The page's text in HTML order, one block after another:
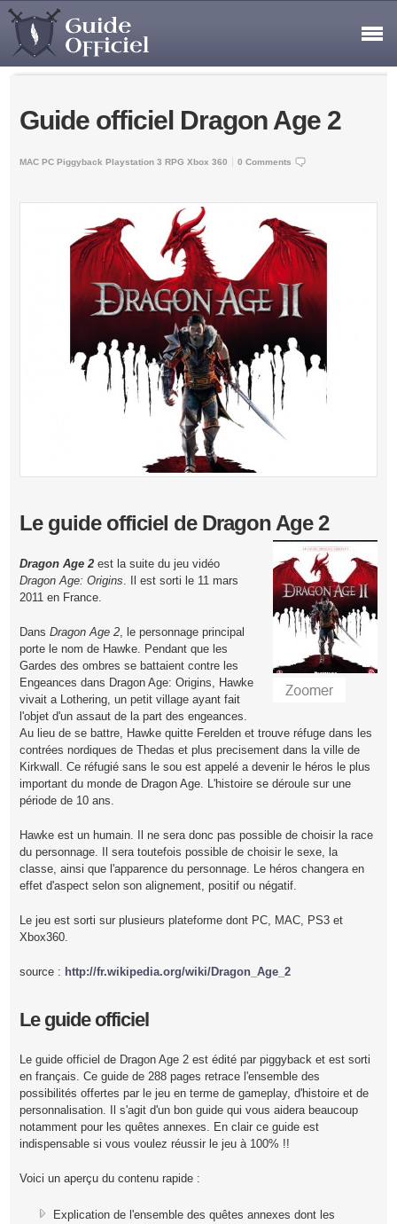
Guide officiel Dragon Age 2
MAC PC Piggyback Playstation 3 RPG Xbox 360 0 Comments
Le guide officiel de Dragon Age 2
Dragon Age 2est la suite du jeu vidéo
Dragon Age: Origins. Il est sorti le 11 mars
2011 en France.
Dans Dragon Age 2, le personnage principal
porte le nom de Hawke. Pendant que les
Gardes des ombres se battaient contre les
Engeances dans Dragon Age: Origins, Hawke
vivait a Lothering, un petit village ayant fait
l'objet d'un assaut de la part des engeances.
Au lieu de se battre, Hawke quitte Ferelden et trouve réfuge dans les
contrées nordiques de Thedas et plus precisement dans la ville de
Kirkwall. Ce réfugié sans le sou est appelé a devenir le héros le plus
important du monde de Dragon Age. L'histoire se déroule sur une
période de 10 ans.
Hawke est un humain. Il ne sera donc pas possible de choisir la race
du personnage. Il sera toutefois possible de choisir le sexe, la
classe, ainsi que l'apparence du personnage. Le héros changera en
effet d'aspect selon son alignement, positif ou négatif.
Le jeu est sorti sur plusieurs plateforme dont PC, MAC, PS3 et
Xbox360.
source : http://fr.wikipedia.org/wiki/Dragon_Age_2
Le guide officiel
Le guide officiel de Dragon Age 2 est édité par piggyback et est sorti
en français. Ce guide de 288 pages retrace l'ensemble des
possibilités offertes par le jeu en terme de gameplay, d'histoire et de
personnalisation. Il s'agit d'un bon guide qui vous aidera beaucoup
notamment pour les quêtes annexes. En clair ce guide est
indispensable si vous voulez réussir le jeu à 100% !!
Voici un aperçu du contenu rapide :
Explication de l'ensemble des quêtes annexes dont les